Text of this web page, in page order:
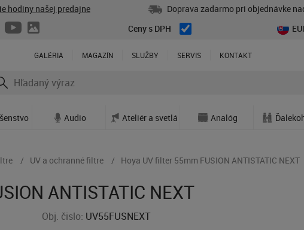
hodiny našej predajne
Doprava zadarmo pri objednávke
Ceny s DPH
GALÉRIA MAGAZÍN SLUŽBY SERVIS KONTAKT
Audio Ateliér a svetlá Analóg
UV a ochranné filtre Hoya UV filter 55mm FUSION ANTISTATIC NEXT
ANTISTATIC NEXT
Obj. čislo: UV55FUSNEXT